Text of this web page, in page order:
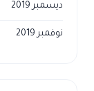
ديسمبر 2019
نوفمبر 2019